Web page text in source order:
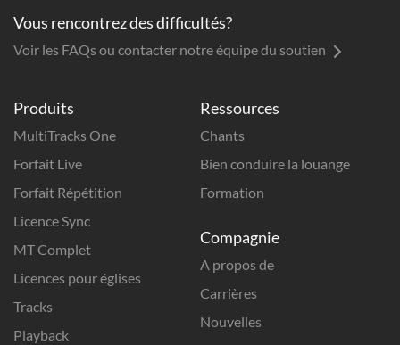
Produits
MultiTracks One
Forfait Live
Forfait Répétition
Licence Sync
MT Complet
Licences pour églises
Tracks
Playback
Ressources
Chants
Bien conduire la louange
Formation
Compagnie
A propos de
Carrières
Nouvelles
Vous rencontrez des difficultés?
Voir les FAQs ou contacter notre équipe du soutien